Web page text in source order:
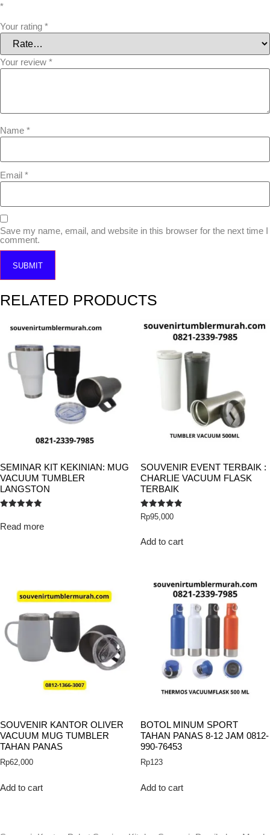
*
Your rating *
Your review *
Name *
Email *
Save my name, email, and website in this browser for the next time I
comment.
RELATED PRODUCTS
SEMINAR KIT KEKINIAN: MUG
VACUUM TUMBLER
LANGSTON
5.00
out of 5
Read more
SOUVENIR EVENT TERBAIK :
CHARLIE VACUUM FLASK
TERBAIK
Rated
5.00
Rp95,000
Add to cart
SOUVENIR KANTOR OLIVER
VACUUM MUG TUMBLER
TAHAN PANAS
Rp62,000
Add to cart
BOTOL MINUM SPORT
TAHAN PANAS 8-12 JAM 0812-
990-76453
Rp123
Add to cart